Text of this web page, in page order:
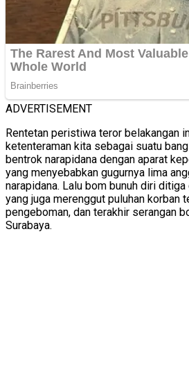
ADVERTISEMENT
Rentetan peristiwa teror belakangan
ketenteraman kita sebagai suatu
bentrok narapidana dengan aparat
yang menyebabkan gugurnya lima
narapidana. Lalu bom bunuh diri
yang juga merenggut puluhan korban
pengeboman, dan terakhir serangan
Surabaya.